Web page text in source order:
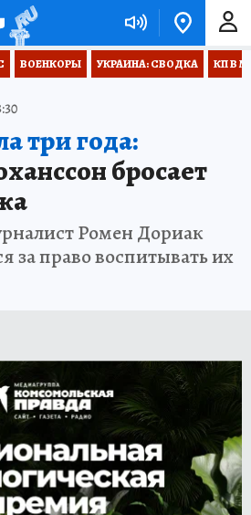
ВОЕНКОРЫ УКРАИНА: СВОДКА КП В
три года:
бросает
Ромен Дориак
за право воспитывать их